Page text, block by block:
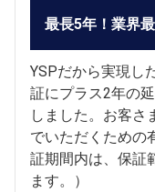
最長5年！業界
YSPだから実現し
証にプラス2年の
しました。お客さ
でいただくための
証期間内は、保証
ます。）